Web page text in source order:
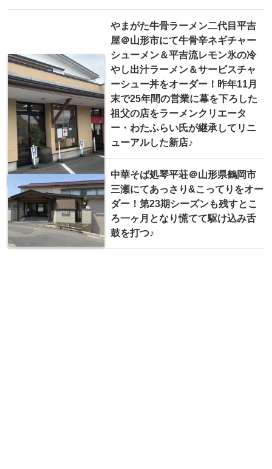
やまがた牛骨ラーメン二代目平吉
屋＠山形市にて牛骨辛ネギチャー
シューメン＆平吉流レモン氷の冷
やし出汁ラーメン＆サービスチャ
ーシュー丼をオーダー！昨年11月
末で25年間の営業に幕を下ろした
祖父の店をラーメンクリエータ
ー・わたふらい氏が継承してリニ
ューアルした新店♪
中華そば処琴平荘＠山形県鶴岡市
三瀬にてあっさり&こってりをオー
ダー！第23期シーズンも残すとこ
ろ一ヶ月となり慌てて駆け込み舌
鼓を打つ♪